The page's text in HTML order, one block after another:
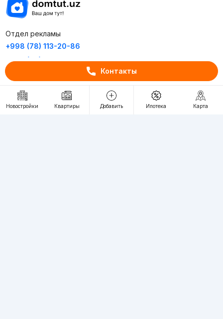
Контакты
Новостройки Квартиры Добавить Ипотека Карта
Отдел рекламы
+998 (78) 113-20-86
+998 (93) 390-30-10
Пн-Пт. С 9:30 до 18:00
RU UZ